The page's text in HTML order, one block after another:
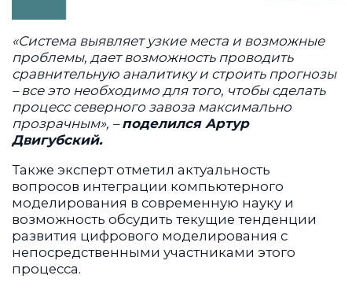
«Система выявляет узкие места и возможные
проблемы, дает возможность проводить
сравнительную аналитику и строить прогнозы
– все это необходимо для того, чтобы сделать
процесс северного завоза максимально
прозрачным», –поделился Артур
Двигубский.
Также эксперт отметил актуальность
вопросов интеграции компьютерного
моделирования в современную науку и
возможность обсудить текущие тенденции
развития цифрового моделирования с
непосредственными участниками этого
процесса.